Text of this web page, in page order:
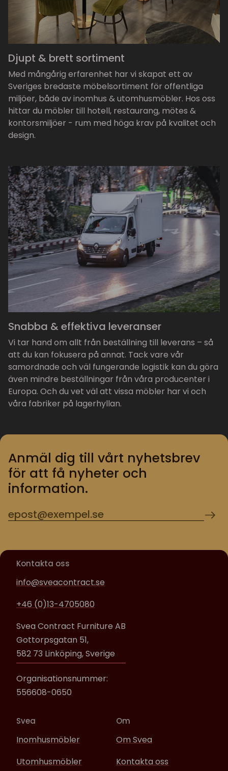
Djupt & brett sortiment
Med mångårig erfarenhet har vi skapat ett av
Sveriges bredaste möbelsortiment för offentliga
miljöer, både av inomhus & utomhusmöbler. Hos oss
hittar du möbler till hotell, restaurang, mötes &
kontorsmiljöer - rum med höga krav på kvalitet och
design.
Snabba & effektiva leveranser
Vi tar hand om allt från beställning till leverans – så
att du kan fokusera på annat. Tack vare vår
samordnade och väl fungerande logistik kan du göra
även mindre beställningar från våra producenter i
Europa. Och du vet väl att vissa möbler har vi och
våra fabriker på lagerhyllan.
Anmäl dig till vårt nyhetsbrev
för att få nyheter och
information.
Kontakta oss
info@sveacontract.se
+46 (0)13-4705080
Svea Contract Furniture AB
Gottorpsgatan 51,
582 73 Linköping, Sverige
Organisationsnummer:
556608-0650
Svea
Inomhusmöbler
Utomhusmöbler
Om
Om Svea
Kontakta oss